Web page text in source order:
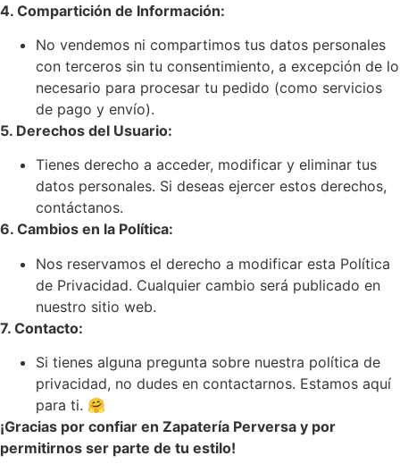
4. Compartición de Información:
No vendemos ni compartimos tus datos personales
con terceros sin tu consentimiento, a excepción de lo
necesario para procesar tu pedido (como servicios
de pago y envío).
5. Derechos del Usuario:
Tienes derecho a acceder, modificar y eliminar tus
datos personales. Si deseas ejercer estos derechos,
contáctanos.
6. Cambios en la Política:
Nos reservamos el derecho a modificar esta Política
de Privacidad. Cualquier cambio será publicado en
nuestro sitio web.
7. Contacto:
Si tienes alguna pregunta sobre nuestra política de
privacidad, no dudes en contactarnos. Estamos aquí
para ti. 🤗
¡Gracias por confiar en Zapatería Perversa y por
permitirnos ser parte de tu estilo!